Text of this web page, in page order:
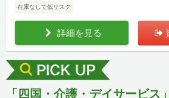
在庫なしで低リスク
詳細を見る
「四国・介護・デイサービス」